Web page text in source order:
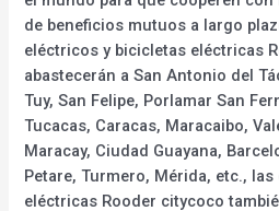
de beneficios mutuos a largo
eléctricos y bicicletas eléctricas
abastecerán a San Antonio del
Tuy, San Felipe, Porlamar San
Tucacas, Caracas, Maracaibo,
Maracay, Ciudad Guayana,
Petare, Turmero, Mérida, etc.,
eléctricas Rooder citycoco